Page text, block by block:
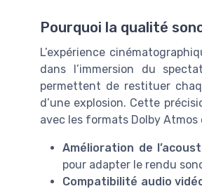
Pourquoi la qualité
L’expérience
dans l’immersion du
permettent de restituer
d’une explosion. Cette
avec les formats Dolby
Amélioration de
pour adapter le rendu
Compatibilité audio